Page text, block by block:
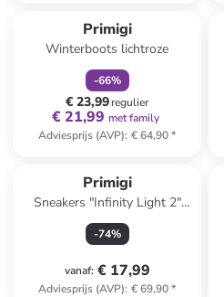
Primigi
Winterboots lichtroze
-66%
€ 23,99regulier
€ 21,99 met family
Adviesprijs (AVP): € 64,90*
Primigi
Sneakers "Infinity Light 2"
oranje
-74%
vanaf: € 17,99
Adviesprijs (AVP): € 69,90*